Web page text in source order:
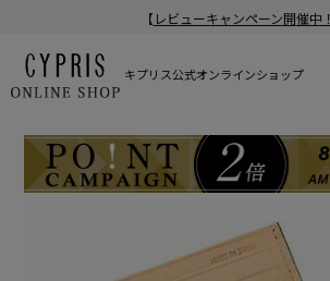
【 レビューキャンペーン開催中！
キプリス公式オンラインショップ